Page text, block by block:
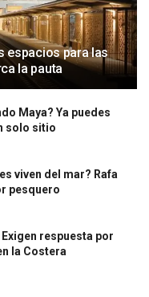
espacios para las
la pauta
Maya? Ya puedes
solo sitio
viven del mar? Rafa
pesquero
respuesta por
la Costera